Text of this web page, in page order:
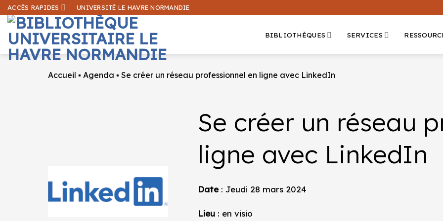
Passer
au
contenu
ACCÈS RAPIDES UNIVERSITÉ LE HAVRE NORMANDIE
BIBLIOTHÈQUES SERVICES
Accueil ▪Agenda ▪Se créer un réseau professionnel en ligne avec LinkedIn
Se créer un réseau
ligne avec LinkedIn
Date: Jeudi 28 mars 2024
Lieu: en visio